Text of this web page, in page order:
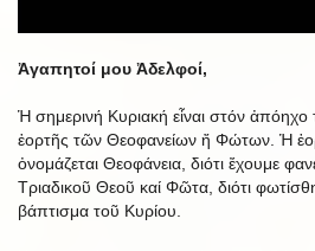
Ἀγαπητοί μου Ἀδελφοί,
Ἡ σημερινή Κυριακή εἶναι στόν ἀπόηχο
ἑορτῆς τῶν Θεοφανείων ἤ Φώτων. Ἡ
ὀνομάζεται Θεοφάνεια, διότι ἔχουμε
Τριαδικοῦ Θεοῦ καί Φῶτα, διότι
βάπτισμα τοῦ Κυρίου.